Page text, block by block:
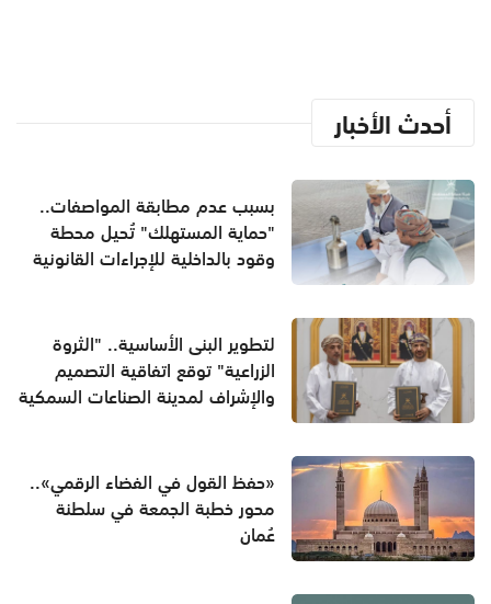
أحدث الأخبار
بسبب عدم مطابقة المواصفات..
"حماية المستهلك" تُحيل محطة
وقود بالداخلية للإجراءات القانونية
لتطوير البنى الأساسية.. "الثروة
الزراعية" توقع اتفاقية التصميم
والإشراف لمدينة الصناعات السمكية
«حفظ القول في الفضاء الرقمي»..
محور خطبة الجمعة في سلطنة
عُمان